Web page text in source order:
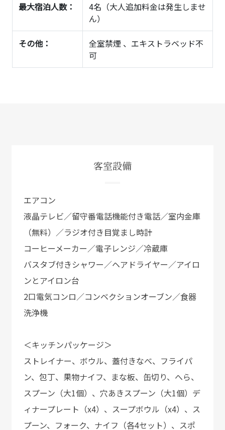
最大宿泊人数：
4名（大人追加料金は発生しませ
ん）
その他：
全室禁煙 、エキストラベッド不
可
客室設備
エアコン
液晶テレビ／留守番電話機能付き電話／室内金庫
（無料）／ラジオ付き目覚まし時計
コーヒーメーカー／電子レンジ／冷蔵庫
バスタブ付きシャワー／ヘアドライヤー／アイロ
ンとアイロン台
2口電気コンロ／コンベクションオーブン／食器
洗浄機
＜キッチンパッケージ＞
ストレイナー、ボウル、蓋付きなべ、フライパ
ン、包丁、果物ナイフ、まな板、缶切り、へら、
スプーン（大1個）、穴あきスプーン（大1個）デ
ィナープレート（x4）、スープボウル（x4）、ス
プーン、フォーク、ナイフ（各4セット）、スポ